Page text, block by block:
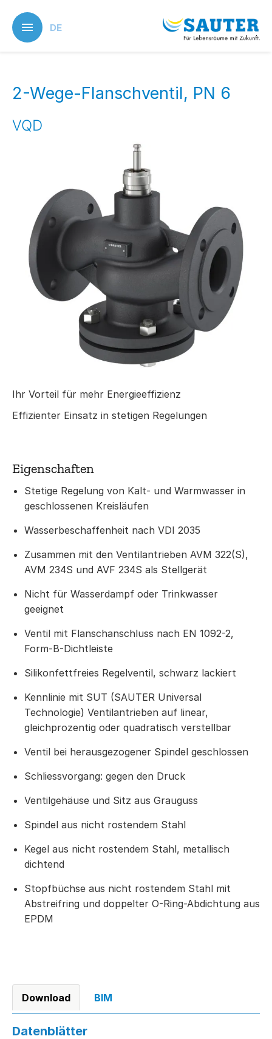
main
content
DE
2-Wege-Flanschventil, PN 6
VQD
Ihr Vorteil für mehr Energieeffizienz
Effizienter Einsatz in stetigen Regelungen
Eigenschaften
Stetige Regelung von Kalt- und Warmwasser in
geschlossenen Kreisläufen
Wasserbeschaffenheit nach VDI 2035
Zusammen mit den Ventilantrieben AVM 322(S),
AVM 234S und AVF 234S als Stellgerät
Nicht für Wasserdampf oder Trinkwasser
geeignet
Ventil mit Flanschanschluss nach EN 1092-2,
Form-B-Dichtleiste
Silikonfettfreies Regelventil, schwarz lackiert
Kennlinie mit SUT (SAUTER Universal
Technologie) Ventilantrieben auf linear,
gleichprozentig oder quadratisch verstellbar
Ventil bei herausgezogener Spindel geschlossen
Schliessvorgang: gegen den Druck
Ventilgehäuse und Sitz aus Grauguss
Spindel aus nicht rostendem Stahl
Kegel aus nicht rostendem Stahl, metallisch
dichtend
Stopfbüchse aus nicht rostendem Stahl mit
Abstreifring und doppelter O-Ring-Abdichtung aus
EPDM
Download BIM
Datenblätter